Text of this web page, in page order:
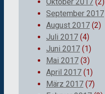
September 2017
August 2017 (2)
Juli 2017 (4)
Juni 2017 (1)
Mai 2017 (3)
April 2017 (1)
März 2017 (7)